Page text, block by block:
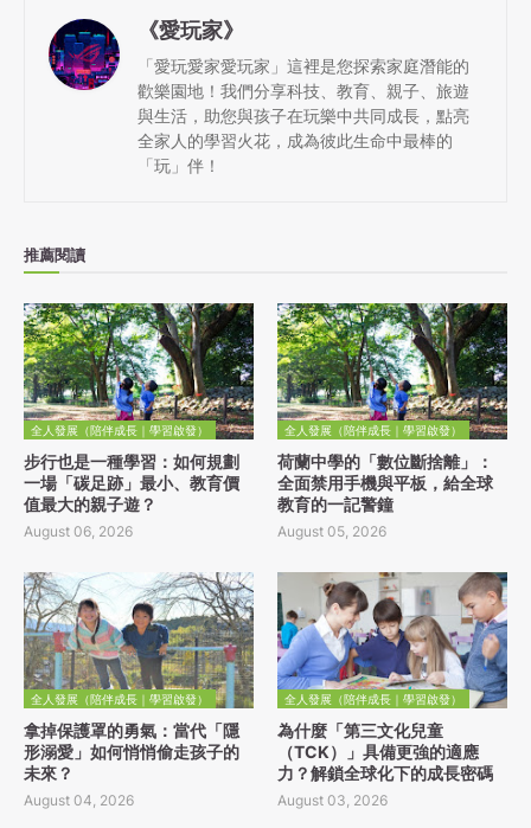
《愛玩家》
「愛玩愛家愛玩家」這裡是您探索家庭潛能的
歡樂園地！我們分享科技、教育、親子、旅遊
與生活，助您與孩子在玩樂中共同成長，點亮
全家人的學習火花，成為彼此生命中最棒的
「玩」伴！
推薦閱讀
全人發展（陪伴成長｜學習啟發）
步行也是一種學習：如何規劃
一場「碳足跡」最小、教育價
值最大的親子遊？
August 06, 2026
全人發展（陪伴成長｜學習啟發）
荷蘭中學的「數位斷捨離」：
全面禁用手機與平板，給全球
教育的一記警鐘
August 05, 2026
全人發展（陪伴成長｜學習啟發）
拿掉保護罩的勇氣：當代「隱
形溺愛」如何悄悄偷走孩子的
未來？
August 04, 2026
全人發展（陪伴成長｜學習啟發）
為什麼「第三文化兒童
（TCK）」具備更強的適應
力？解鎖全球化下的成長密碼
August 03, 2026